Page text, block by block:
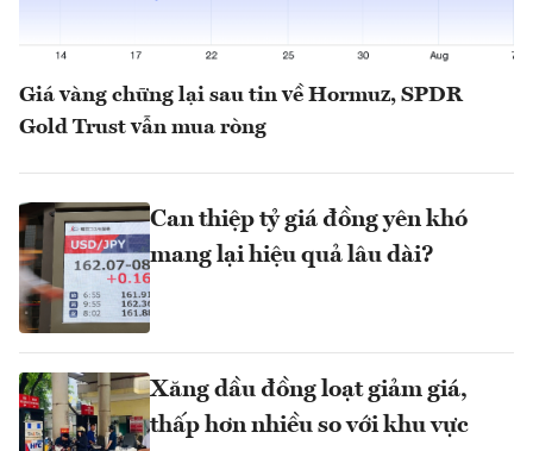
Giá vàng chững lại sau tin về Hormuz, SPDR
Gold Trust vẫn mua ròng
Can thiệp tỷ giá đồng yên khó
mang lại hiệu quả lâu dài?
Xăng dầu đồng loạt giảm giá,
thấp hơn nhiều so với khu vực